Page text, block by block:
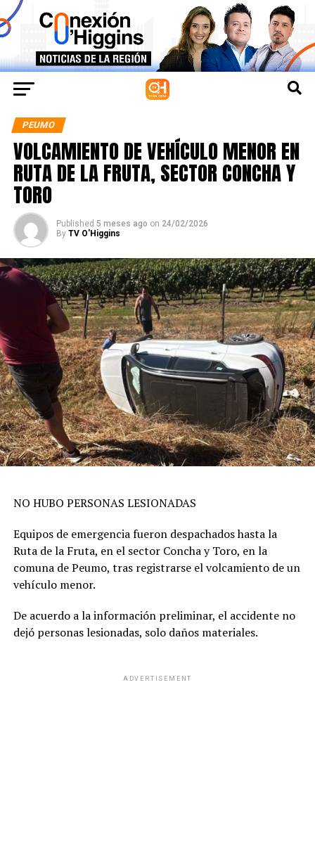
PEUMO
VOLCAMIENTO DE VEHÍCULO MENOR EN
RUTA DE LA FRUTA, SECTOR CONCHA Y
TORO
Published 5 meses ago on 24/02/2026
By TV O'Higgins
NO HUBO PERSONAS LESIONADAS
Equipos de emergencia fueron despachados hasta la
Ruta de la Fruta, en el sector Concha y Toro, en la
comuna de Peumo, tras registrarse el volcamiento de un
vehículo menor.
De acuerdo a la información preliminar, el accidente no
dejó personas lesionadas, solo daños materiales.
ADVERTISEMENT